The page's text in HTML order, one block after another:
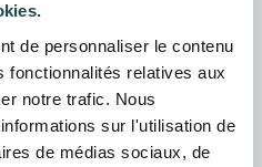
de personnaliser le contenu
fonctionnalités relatives aux
notre trafic. Nous
sur l'utilisation de
de médias sociaux, de
sont les plus
fréquentes.
demander